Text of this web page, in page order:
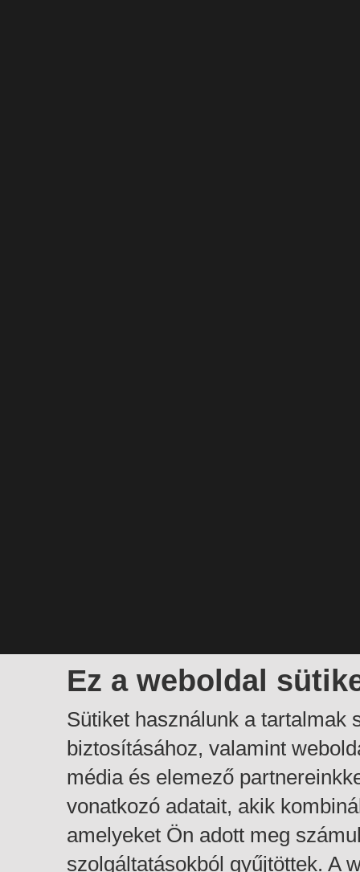
Ez a weboldal
Sütiket használunk a tartalmak
biztosításához, valamint
média és elemező
vonatkozó adatait, akik
amelyeket Ön adott meg
szolgáltatásokból gyűjtöttek. A